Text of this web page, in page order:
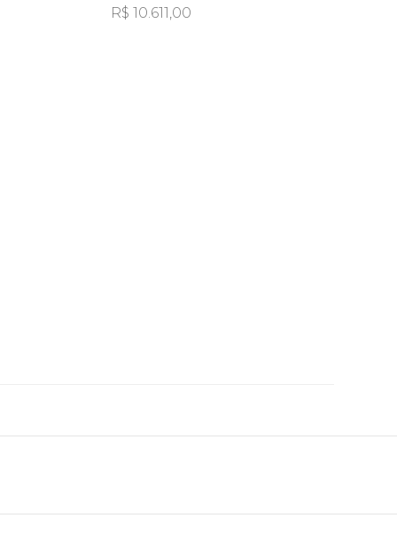
R$ 10.611,00